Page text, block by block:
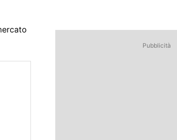
Pubblicità